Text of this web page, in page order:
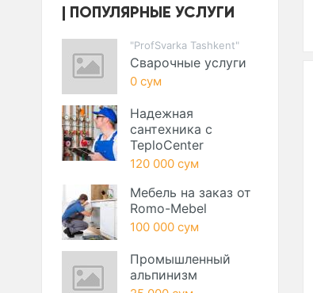
ПОПУЛЯРНЫЕ УСЛУГИ
"ProfSvarka Tashkent"
Сварочные услуги
0 сум
Надежная
сантехника с
TeploCenter
120 000 сум
Мебель на заказ от
Romo-Mebel
100 000 сум
Промышленный
альпинизм